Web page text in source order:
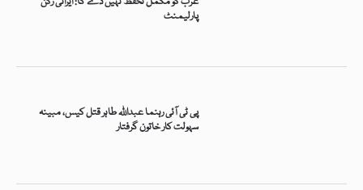
پارلیمنٹ
پی ٹی آئی رہنما عبداللہ طاہر قتل کیس، مبینہ
سہولت کار خاتون گرفتار